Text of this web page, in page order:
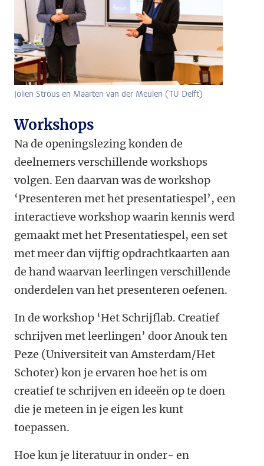
Jolien Strous en Maarten van der Meulen (TU Delft)
Workshops
Na de openingslezing konden de
deelnemers verschillende workshops
volgen. Een daarvan was de workshop
‘Presenteren met het presentatiespel’, een
interactieve workshop waarin kennis werd
gemaakt met het Presentatiespel, een set
met meer dan vijftig opdrachtkaarten aan
de hand waarvan leerlingen verschillende
onderdelen van het presenteren oefenen.
In de workshop ‘Het Schrijflab. Creatief
schrijven met leerlingen’ door Anouk ten
Peze (Universiteit van Amsterdam/Het
Schoter) kon je ervaren hoe het is om
creatief te schrijven en ideeën op te doen
die je meteen in je eigen les kunt
toepassen.
Hoe kun je literatuur in onder- en